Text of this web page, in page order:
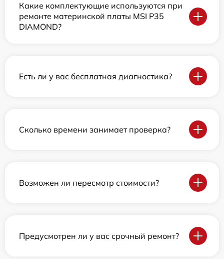
Какие комплектующие используются при
ремонте материнской платы MSI P35
DIAMOND?
Есть ли у вас бесплатная диагностика?
Сколько времени занимает проверка?
Возможен ли пересмотр стоимости?
Предусмотрен ли у вас срочный ремонт?